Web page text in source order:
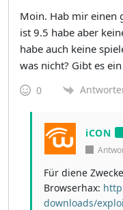
Moin. Hab mir einen
ist 9.5 habe aber
habe auch keine
was nicht? Gibt es
0
iCON
Für diene
Browserhax:
downloads/